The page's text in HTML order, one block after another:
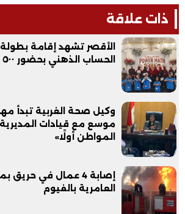
ذات علاقة
الأقصر تشهد إقامة
الحساب الذهني بحضور ٥٠٠ طالب وطالبة
وكيل صحة الغربية تبدأ
موسع مع قيادات
المواطن أولًا»
إصابة 4 عمال في
العامرية بالفيوم